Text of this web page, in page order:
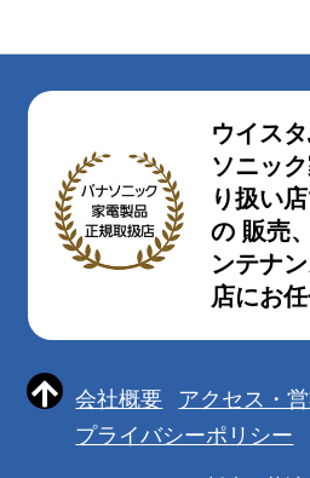
ウイス
ソニッ
り扱い
の 販売
ンテナ
店にお
会社概要
アクセス・
プライバシーポリシー